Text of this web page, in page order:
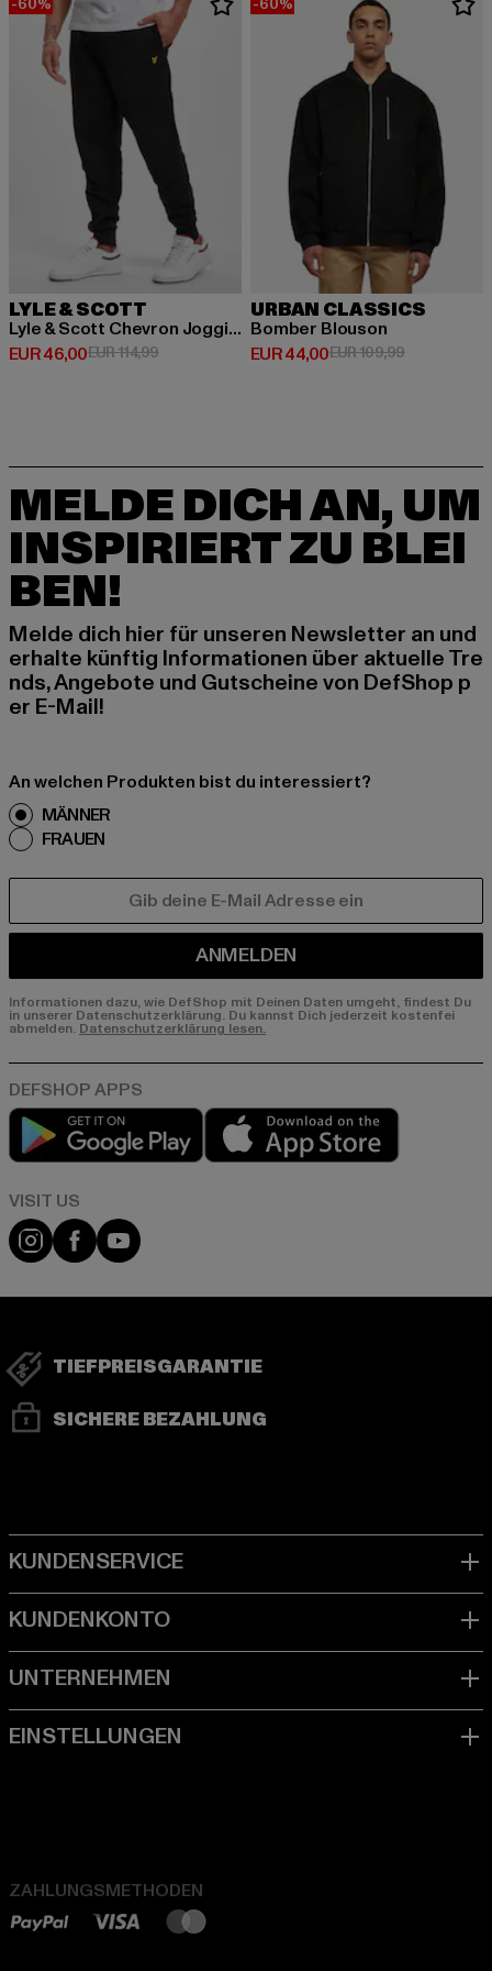
LYLE & SCOTT
Lyle & Scott Chevron Jogginghosen
EUR 46,00
Derzeitiger Preis: EUR 46,00
EUR 114,99Aktionspreis: EUR 114,99
URBAN CLASSICS
Bomber Blouson
EUR 44,00
Derzeitiger Preis: EUR 44,00
EUR 109,99
MELDE DICH AN, UM
INSPIRIERT ZU BLEI
BEN!
Melde dich hier für unseren Newsletter an und
erhalte künftig Informationen über aktuelle Tre
nds, Angebote und Gutscheine von DefShop p
er E-Mail!
An welchen Produkten bist du interessiert?
MÄNNER
FRAUEN
ANMELDEN
Informationen dazu, wie DefShop mit Deinen Daten umgeht, findest Du
in unserer Datenschutzerklärung. Du kannst Dich jederzeit kostenfei
abmelden. Datenschutzerklärung lesen.
Play market
Visit our Instagram page:
Visit our Facebook page:
Visit our YouTube channel:
TIEFPREISGARANTIE
SICHERE BEZAHLUNG
ZAHLUNGSMETHODEN